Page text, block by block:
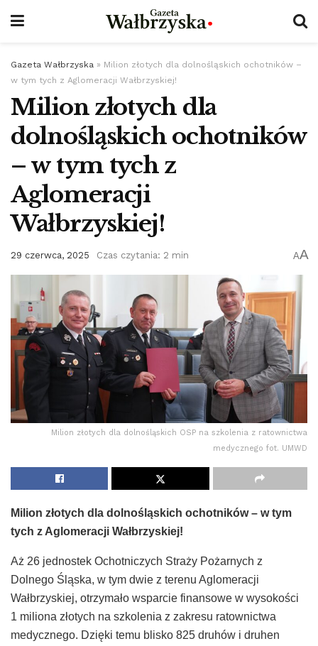
Gazeta Wałbrzyska » Milion złotych dla dolnośląskich ochotników –
w tym tych z Aglomeracji Wałbrzyskiej!
Milion złotych dla
dolnośląskich ochotników
– w tym tych z
Aglomeracji
Wałbrzyskiej!
29 czerwca, 2025 Czas czytania: 2 min AA
Milion złotych dla dolnośląskich OSP na szkolenia z ratownictwa
medycznego fot. UMWD
Milion złotych dla dolnośląskich ochotników – w tym
tych z Aglomeracji Wałbrzyskiej!
Aż 26 jednostek Ochotniczych Straży Pożarnych z
Dolnego Śląska, w tym dwie z terenu Aglomeracji
Wałbrzyskiej, otrzymało wsparcie finansowe w wysokości
1 miliona złotych na szkolenia z zakresu ratownictwa
medycznego. Dzięki temu blisko 825 druhów i druhen